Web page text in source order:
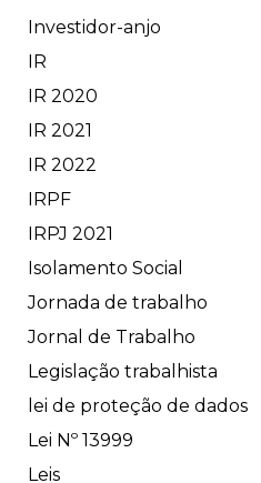
Investidor-anjo
IR
IR 2020
IR 2021
IR 2022
IRPF
IRPJ 2021
Isolamento Social
Jornada de trabalho
Jornal de Trabalho
Legislação trabalhista
lei de proteção de dados
Lei Nº 13999
Leis